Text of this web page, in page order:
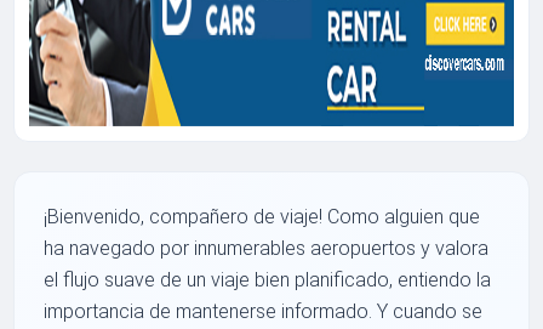
¡Bienvenido, compañero de viaje! Como alguien que
ha navegado por innumerables aeropuertos y valora
el flujo suave de un viaje bien planificado, entiendo la
importancia de mantenerse informado. Y cuando se